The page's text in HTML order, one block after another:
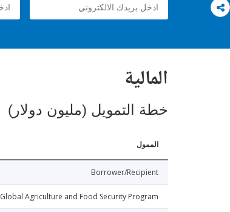
المالية
خطة التمويل (مليون دولار)
الممول
Borrower/Recipient
Global Agriculture and Food Security Program